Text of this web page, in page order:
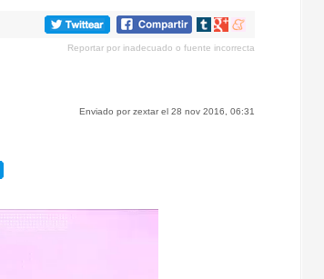
Compartir
tumblr
Compartir
Google+
Compartir
meneame
Reportar por inadecuado o fuente incorrecta
Enviado por zextar el 28 nov 2016, 06:31